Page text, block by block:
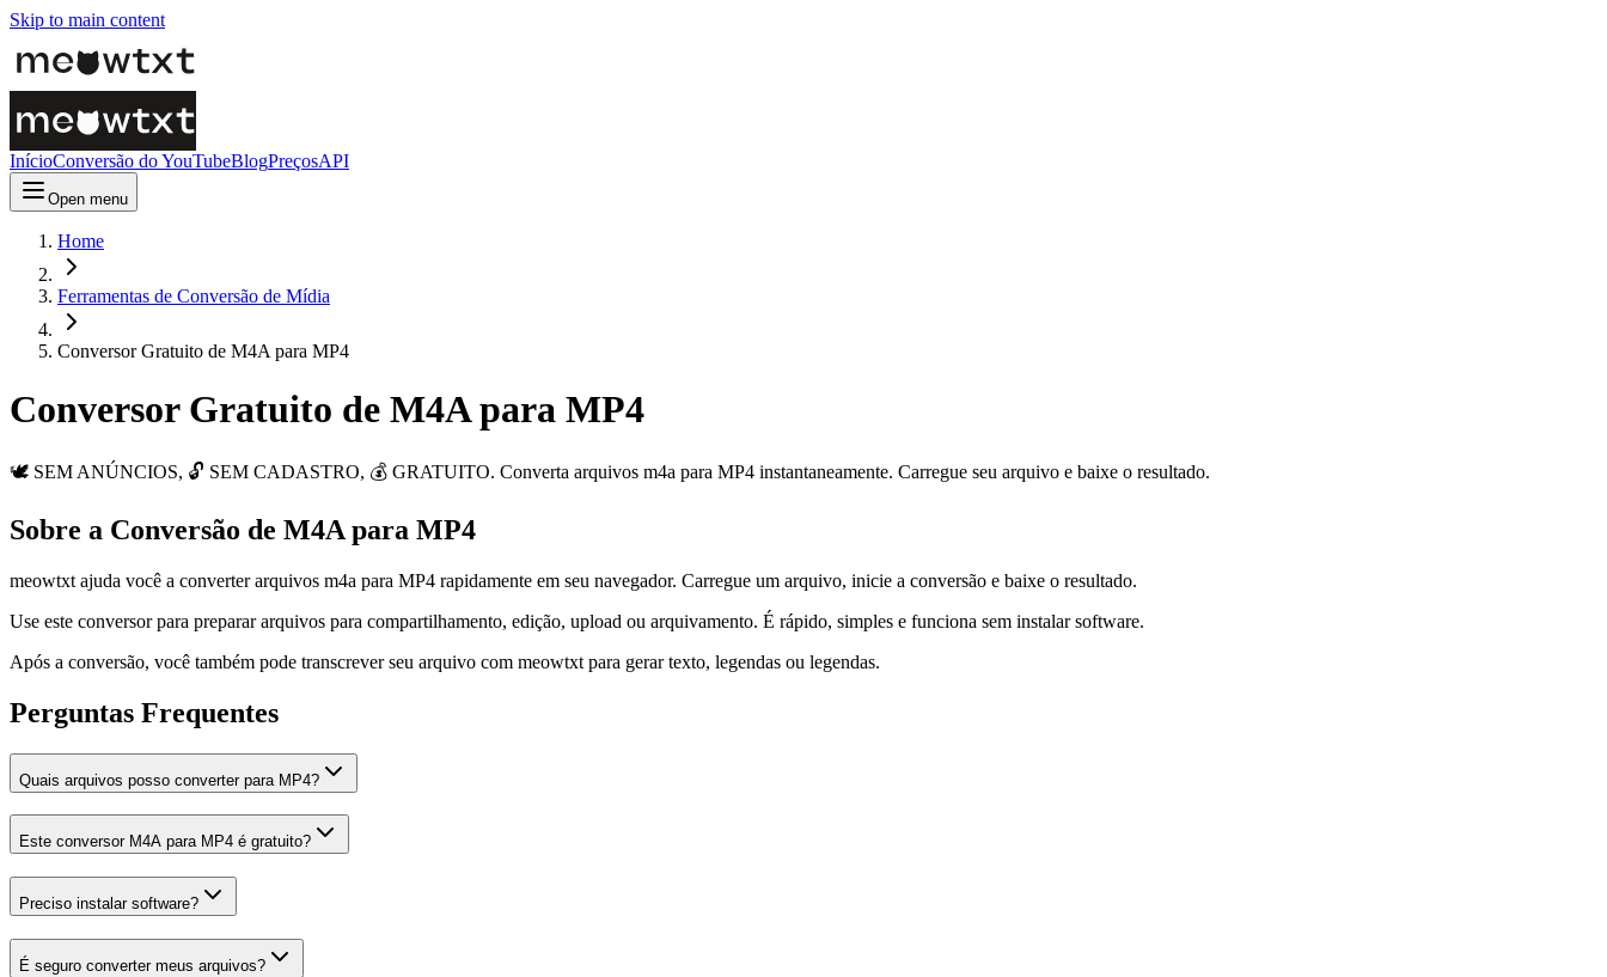
Skip to main content
InícioConversão do YouTubeBlogPreçosAPI
Open menu
Home
Ferramentas de Conversão de Mídia
Conversor Gratuito de M4A para MP4
Conversor Gratuito de M4A para MP4
🕊️ SEM ANÚNCIOS, 🔓 SEM CADASTRO, 💰 GRATUITO. Converta arquivos m4a para MP4 instantaneamente. Carregue seu arquivo e baixe o resultado.
Sobre a Conversão de M4A para MP4
meowtxt ajuda você a converter arquivos m4a para MP4 rapidamente em seu navegador. Carregue um arquivo, inicie a conversão e baixe o resultado.
Use este conversor para preparar arquivos para compartilhamento, edição, upload ou arquivamento. É rápido, simples e funciona sem instalar software.
Após a conversão, você também pode transcrever seu arquivo com meowtxt para gerar texto, legendas ou legendas.
Perguntas Frequentes
Quais arquivos posso converter para MP4?
Este conversor M4A para MP4 é gratuito?
Preciso instalar software?
É seguro converter meus arquivos?